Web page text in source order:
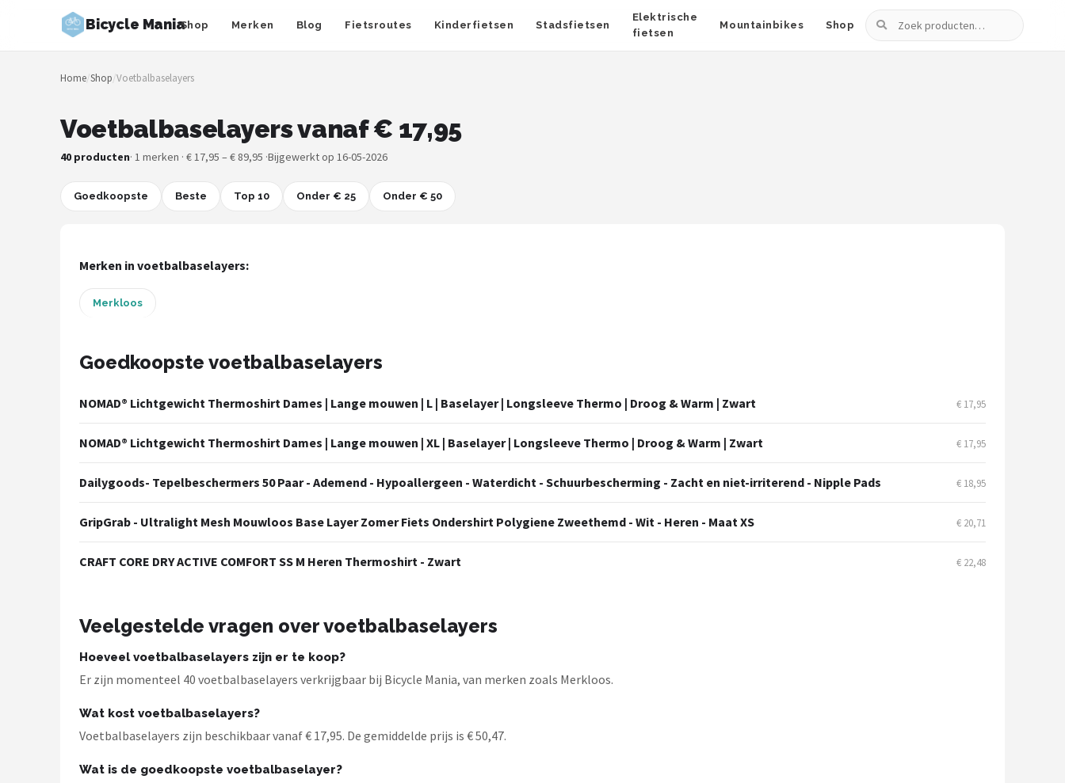
Bicycle ManiaShop Merken Blog Fietsroutes Kinderfietsen Stadsfietsen
Elektrische
fietsen
Mountainbikes Shop
Zoeken
Zoeken
NAVIGATIE
Merken
Kinderfietsen
Stadsfietsen
POPULAIRE MERKEN
New Looxs
BBB Cycling
Schwalbe
Home/Shop/Voetbalbaselayers
Voetbalbaselayers vanaf € 17,95
40 producten· 1 merken · € 17,95 – € 89,95 ·Bijgewerkt op 16-05-2026
Goedkoopste Beste Top 10 Onder € 25 Onder € 50
Merken in voetbalbaselayers:
Merkloos
Goedkoopste voetbalbaselayers
NOMAD® Lichtgewicht Thermoshirt Dames | Lange mouwen | L | Baselayer | Longsleeve Thermo | Droog & Warm | Zwart € 17,95
NOMAD® Lichtgewicht Thermoshirt Dames | Lange mouwen | XL | Baselayer | Longsleeve Thermo | Droog & Warm | Zwart € 17,95
Dailygoods- Tepelbeschermers 50 Paar - Ademend - Hypoallergeen - Waterdicht - Schuurbescherming - Zacht en niet-irriterend - Nipple Pads € 18,95
GripGrab - Ultralight Mesh Mouwloos Base Layer Zomer Fiets Ondershirt Polygiene Zweethemd - Wit - Heren - Maat XS € 20,71
CRAFT CORE DRY ACTIVE COMFORT SS M Heren Thermoshirt - Zwart € 22,48
Veelgestelde vragen over voetbalbaselayers
Hoeveel voetbalbaselayers zijn er te koop?
Er zijn momenteel 40 voetbalbaselayers verkrijgbaar bij Bicycle Mania, van merken zoals Merkloos.
Wat kost voetbalbaselayers?
Voetbalbaselayers zijn beschikbaar vanaf € 17,95. De gemiddelde prijs is € 50,47.
Wat is de goedkoopste voetbalbaselayer?